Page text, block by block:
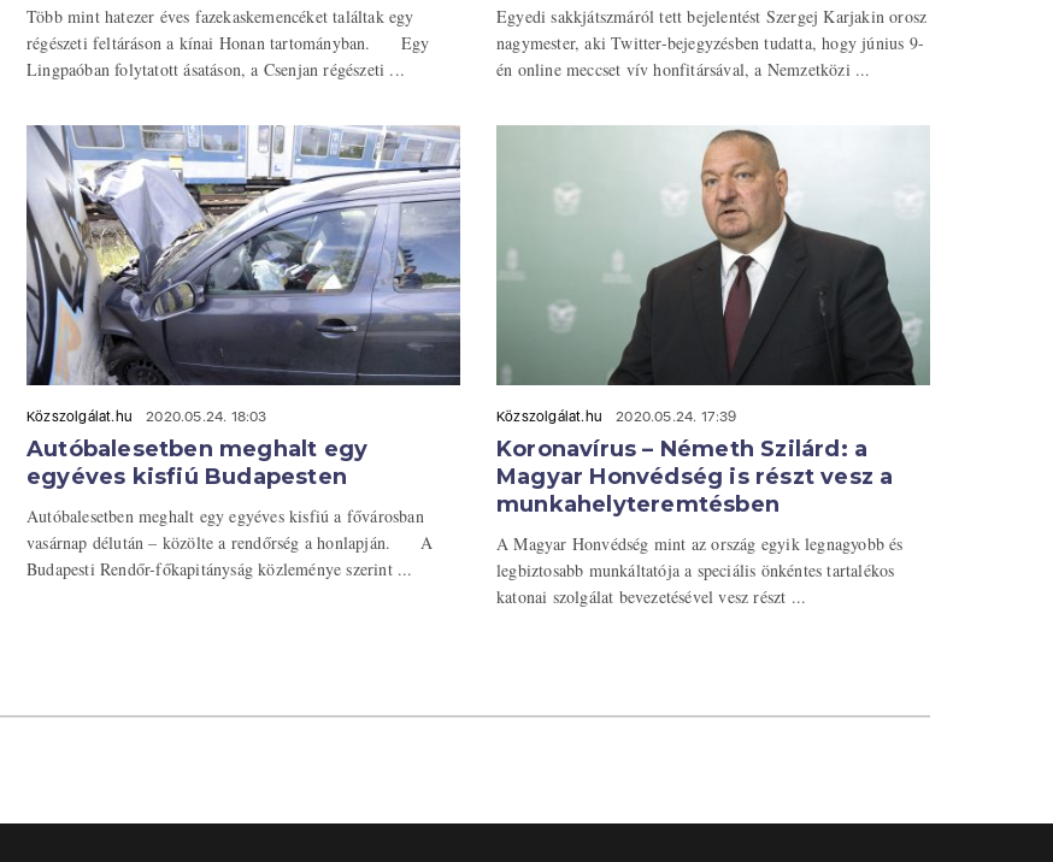
Több mint hatezer éves fazekaskemencéket találtak egy
régészeti feltáráson a kínai Honan tartományban. Egy
Lingpaóban folytatott ásatáson, a Csenjan régészeti ...
Egyedi sakkjátszmáról tett bejelentést Szergej Karjakin orosz
nagymester, aki Twitter-bejegyzésben tudatta, hogy június 9-
én online meccset vív honfitársával, a Nemzetközi ...
Közszolgálat.hu 2020.05.24. 18:03
Autóbalesetben meghalt egy
egyéves kisfiú Budapesten
Autóbalesetben meghalt egy egyéves kisfiú a fővárosban
vasárnap délután – közölte a rendőrség a honlapján. A
Budapesti Rendőr-főkapitányság közleménye szerint ...
Közszolgálat.hu 2020.05.24. 17:39
Koronavírus – Németh Szilárd: a
Magyar Honvédség is részt vesz a
munkahelyteremtésben
A Magyar Honvédség mint az ország egyik legnagyobb és
legbiztosabb munkáltatója a speciális önkéntes tartalékos
katonai szolgálat bevezetésével vesz részt ...